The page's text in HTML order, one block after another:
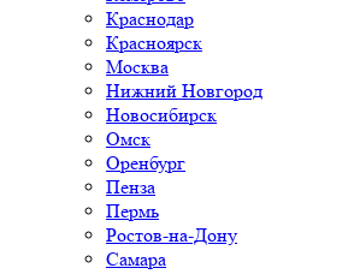
Краснодар
Красноярск
Москва
Нижний Новгород
Новосибирск
Омск
Оренбург
Пенза
Пермь
Ростов-на-Дону
Самара